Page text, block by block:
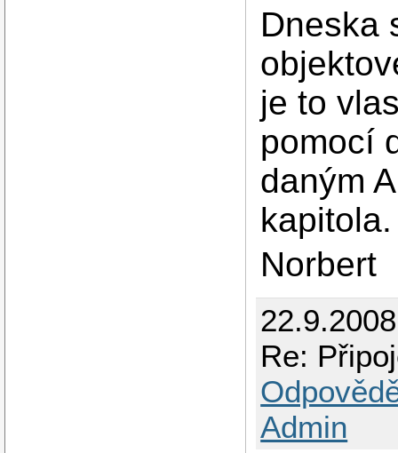
Dneska
je to
pomocí
daným
kapitola.
Norbert
Re:
Admin